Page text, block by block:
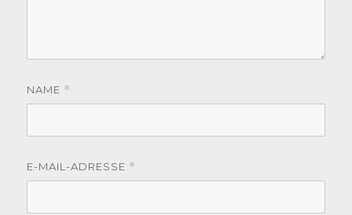
NAME *
E-MAIL-ADRESSE *